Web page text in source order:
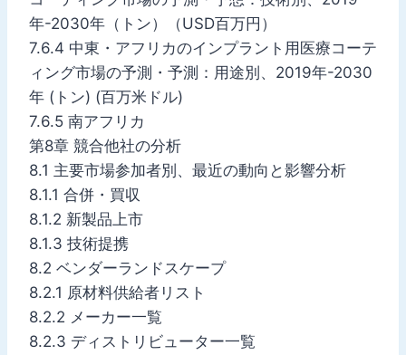
年-2030年（トン）（USD百万円）
7.6.4 中東・アフリカのインプラント用医療コーテ
ィング市場の予測・予測：用途別、2019年-2030
年 (トン) (百万米ドル)
7.6.5 南アフリカ
第8章 競合他社の分析
8.1 主要市場参加者別、最近の動向と影響分析
8.1.1 合併・買収
8.1.2 新製品上市
8.1.3 技術提携
8.2 ベンダーランドスケープ
8.2.1 原材料供給者リスト
8.2.2 メーカー一覧
8.2.3 ディストリビューター一覧